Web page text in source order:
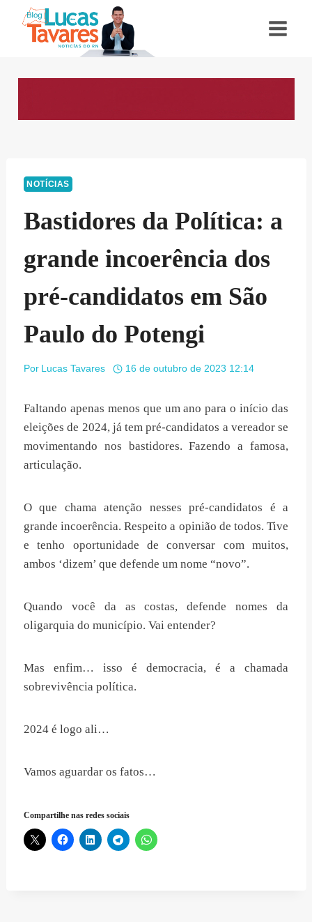
NOTÍCIAS
Bastidores da Política: a
grande incoerência dos
pré-candidatos em São
Paulo do Potengi
Por Lucas Tavares 16 de outubro de 2023 12:14
Faltando apenas menos que um ano para o início das
eleições de 2024, já tem pré-candidatos a vereador se
movimentando nos bastidores. Fazendo a famosa,
articulação.
O que chama atenção nesses pré-candidatos é a
grande incoerência. Respeito a opinião de todos. Tive
e tenho oportunidade de conversar com muitos,
ambos ‘dizem’ que defende um nome “novo”.
Quando você da as costas, defende nomes da
oligarquia do município. Vai entender?
Mas enfim… isso é democracia, é a chamada
sobrevivência política.
2024 é logo ali…
Vamos aguardar os fatos…
Compartilhe nas redes sociais